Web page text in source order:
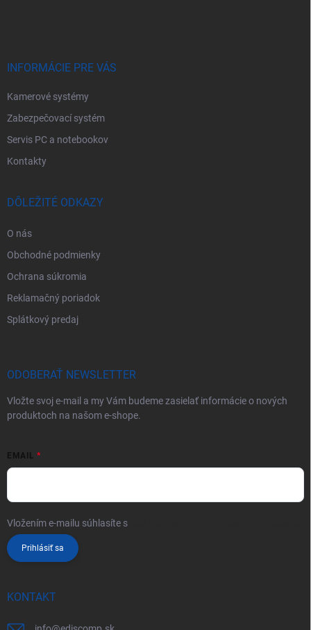
INFORMÁCIE PRE VÁS
Kamerové systémy
Zabezpečovací systém
Servis PC a notebookov
Kontakty
DÔLEŽITÉ ODKAZY
O nás
Obchodné podmienky
Ochrana súkromia
Reklamačný poriadok
Splátkový predaj
ODOBERAŤ NEWSLETTER
Vložte svoj e-mail a my Vám budeme zasielať informácie o nových
produktoch na našom e-shope.
EMAIL
Vložením e-mailu súhlasíte s
Prihlásiť sa
KONTAKT